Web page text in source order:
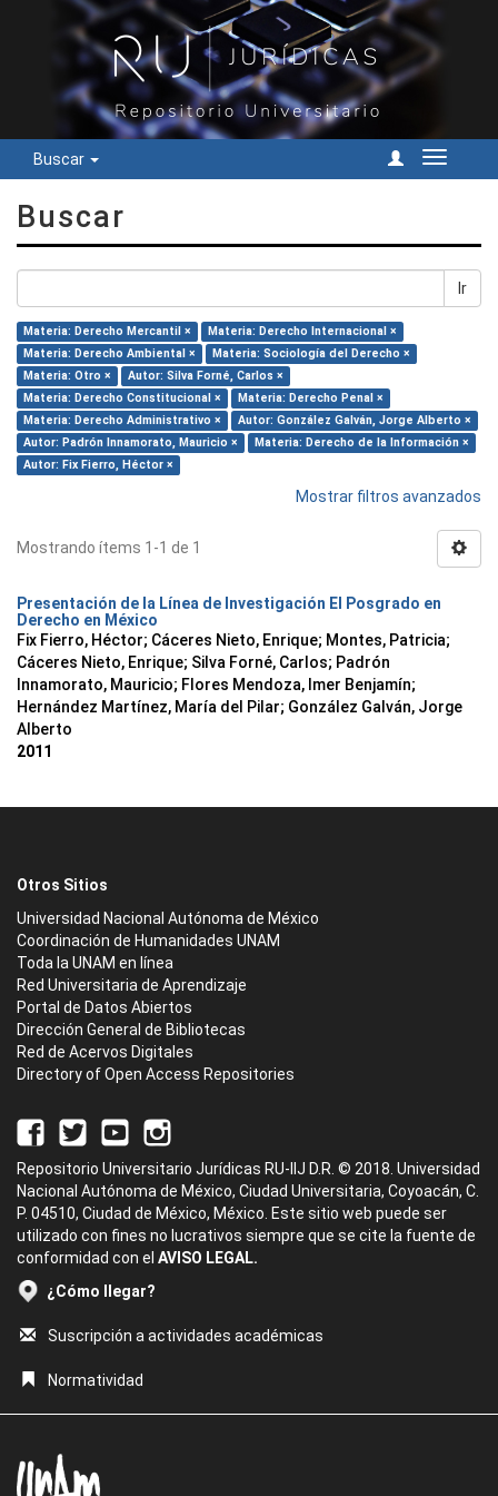
Buscar
Cambiar
Buscar
Ir
Materia: Derecho Mercantil ×
Materia: Derecho Internacional ×
Materia: Derecho Ambiental ×
Materia: Sociología del Derecho ×
Materia: Otro ×
Autor: Silva Forné, Carlos ×
Materia: Derecho Constitucional ×
Materia: Derecho Penal ×
Materia: Derecho Administrativo ×
Autor: González Galván, Jorge Alberto ×
Autor: Padrón Innamorato, Mauricio ×
Materia: Derecho de la Información ×
Autor: Fix Fierro, Héctor ×
Mostrar filtros avanzados
Mostrando ítems 1-1 de 1
Presentación de la Línea de Investigación El Posgrado en
Derecho en México
Fix Fierro, Héctor; Cáceres Nieto, Enrique; Montes, Patricia;
Cáceres Nieto, Enrique; Silva Forné, Carlos; Padrón
Innamorato, Mauricio; Flores Mendoza, Imer Benjamín;
Hernández Martínez, María del Pilar; González Galván, Jorge
Alberto
2011
Otros Sitios
Universidad Nacional Autónoma de México
Coordinación de Humanidades UNAM
Toda la UNAM en línea
Red Universitaria de Aprendizaje
Portal de Datos Abiertos
Dirección General de Bibliotecas
Red de Acervos Digitales
Directory of Open Access Repositories
Repositorio Universitario Jurídicas RU-IIJ D.R. © 2018. Universidad
Nacional Autónoma de México, Ciudad Universitaria, Coyoacán, C.
P. 04510, Ciudad de México, México. Este sitio web puede ser
utilizado con fines no lucrativos siempre que se cite la fuente de
conformidad con el AVISO LEGAL.
¿Cómo llegar?
Suscripción a actividades académicas
Normatividad